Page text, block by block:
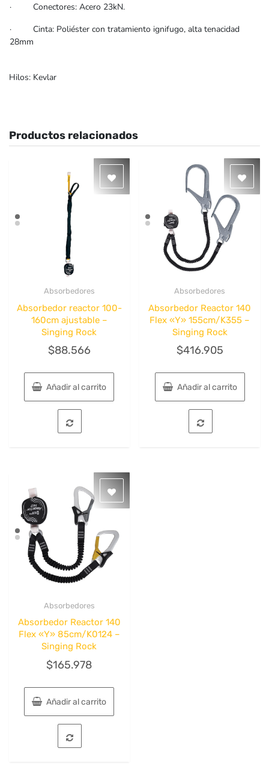
· Conectores: Acero 23kN.
· Cinta: Poliéster con tratamiento ignifugo, alta tenacidad
28mm
Hilos: Kevlar
Productos relacionados
Absorbedores
Absorbedor reactor 100-
160cm ajustable –
Singing Rock
$88.566
Añadir al carrito
Absorbedores
Absorbedor Reactor 140
Flex «Y» 155cm/K355 –
Singing Rock
$416.905
Añadir al carrito
Absorbedores
Absorbedor Reactor 140
Flex «Y» 85cm/K0124 –
Singing Rock
$165.978
Añadir al carrito